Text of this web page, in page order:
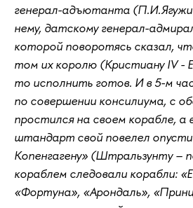
генерал-адъютанта
нему, датскому генерал-
которой поворотясь сказал,
том их королю (Кристиану IV -
то исполнить готов. И в 5-м
по совершении консилиума, с
простился на своем корабле, а
штандарт свой повелел
Копенгагену» (Штральзунту –
кораблем следовали корабли:
«Фортуна», «Арондаль»,